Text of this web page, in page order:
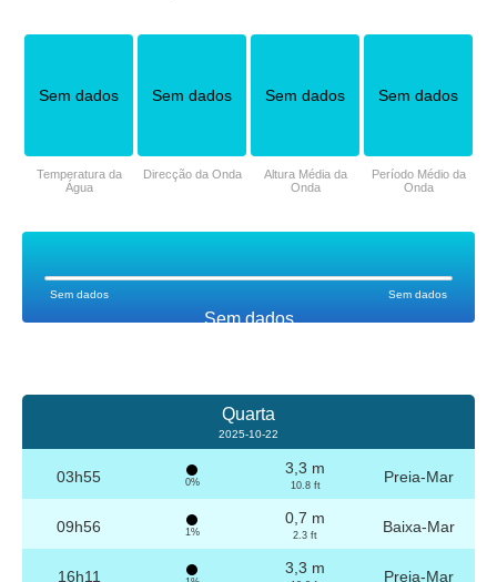
Sem dados
Sem dados Sem dados
Sem dados
Temperatura da
Água
Sem dados
Direcção da Onda
Sem dados
Altura Média da
Onda
Sem dados
Período Médio da
Onda
Quarta
2025-10-22
03h55 0%
3,3 m
10.8 ft Preia-Mar
09h56 1%
0,7 m
2.3 ft Baixa-Mar
16h11 3,3 m Preia-Mar